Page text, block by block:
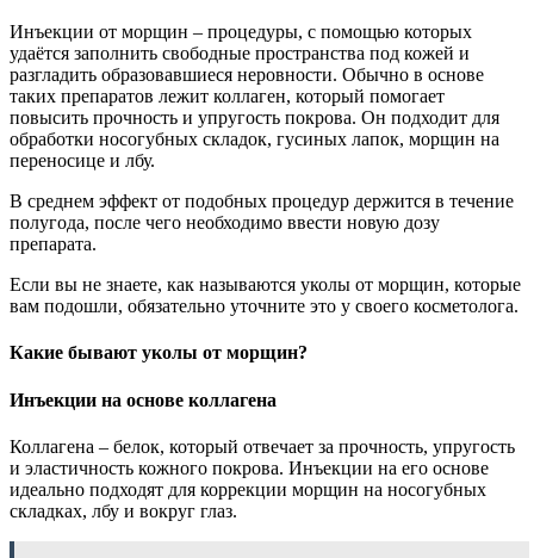
Инъекции от морщин – процедуры, с помощью которых
удаётся заполнить свободные пространства под кожей и
разгладить образовавшиеся неровности. Обычно в основе
таких препаратов лежит коллаген, который помогает
повысить прочность и упругость покрова. Он подходит для
обработки носогубных складок, гусиных лапок, морщин на
переносице и лбу.
В среднем эффект от подобных процедур держится в течение
полугода, после чего необходимо ввести новую дозу
препарата.
Если вы не знаете, как называются уколы от морщин, которые
вам подошли, обязательно уточните это у своего косметолога.
Какие бывают уколы от морщин?
Инъекции на основе коллагена
Коллагена – белок, который отвечает за прочность, упругость
и эластичность кожного покрова. Инъекции на его основе
идеально подходят для коррекции морщин на носогубных
складках, лбу и вокруг глаз.